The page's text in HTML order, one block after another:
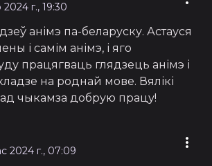
г., 19:30
анімэ па-беларуску. Астауся
і самім анімэ, і яго
працягваць глядзець анімэ і
на роднай мове. Вялікі
чыкамза добрую працу!
2024 г., 07:09